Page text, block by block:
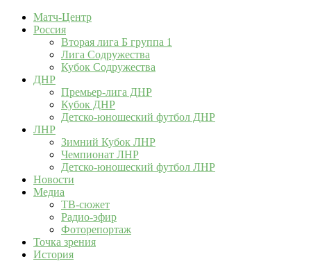
Матч-Центр
Россия
Вторая лига Б группа 1
Лига Содружества
Кубок Содружества
ДНР
Премьер-лига ДНР
Кубок ДНР
Детско-юношеский футбол ДНР
ЛНР
Зимний Кубок ЛНР
Чемпионат ЛНР
Детско-юношеский футбол ЛНР
Новости
Медиа
ТВ-сюжет
Радио-эфир
Фоторепортаж
Точка зрения
История